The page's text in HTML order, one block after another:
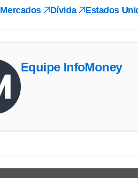
Mercados Dívida Estados
Equipe InfoMoney